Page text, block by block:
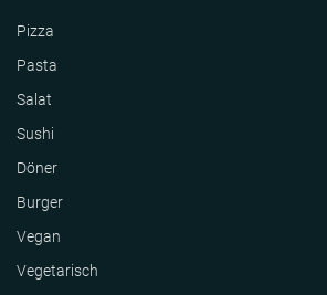
Pizza
Pasta
Salat
Sushi
Döner
Burger
Vegan
Vegetarisch